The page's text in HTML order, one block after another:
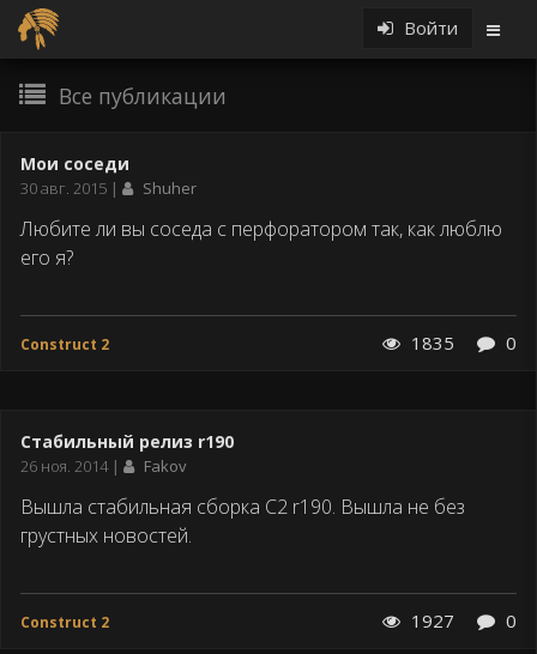
Войти
Все публикации
Мои соседи
Дата
30 авг. 2015 Shuher
Любите ли вы соседа с перфоратором так, как люблю
его я?
Construct 2 1835 0
Стабильный релиз r190
Дата
26 ноя. 2014 Fakov
Вышла стабильная сборка C2 r190. Вышла не без
грустных новостей.
Construct 2 1927 0